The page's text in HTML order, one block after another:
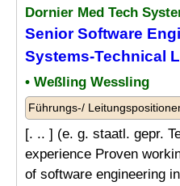
Dornier Med Tech
Senior Software
Systems-Technical
• Weßling Wessling
Führungs-/
[. .. ] (e. g. staatl. gepr.
experience Proven
of software engineering